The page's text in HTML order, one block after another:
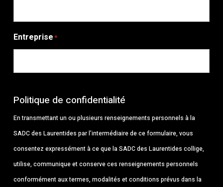
Entreprise*
Politique de confidentialité
En transmettant un ou plusieurs renseignements personnels à la
SADC des Laurentides par l’intermédiaire de ce formulaire, vous
consentez expressément à ce que la SADC des Laurentides collige,
utilise, communique et conserve ces renseignements personnels
conformément aux termes, modalités et conditions prévus dans la